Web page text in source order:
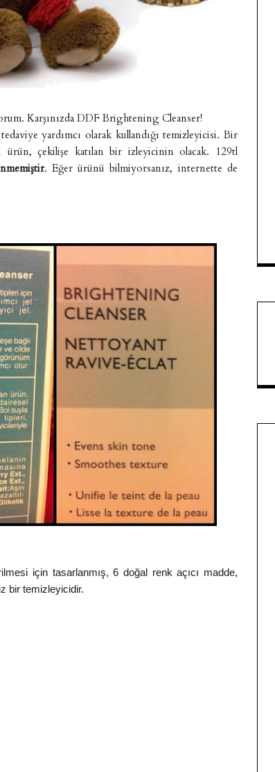
Karşınızda DDF Brightening Cleanser!
yardımcı olarak kullandığı temizleyicisi. Bir
ürün, çekilişe katılan bir izleyicinin olacak. 129tl
. Eğer ürünü bilmiyorsanız, internette de
için tasarlanmış, 6 doğal renk açıcı madde,
bir temizleyicidir.